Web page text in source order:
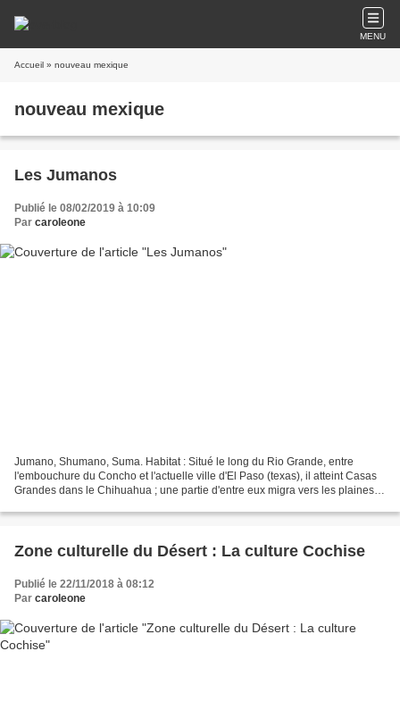
MENU
Accueil » nouveau mexique
nouveau mexique
Les Jumanos
Publié le 08/02/2019 à 10:09
Par caroleone
Jumano, Shumano, Suma. Habitat : Situé le long du Rio Grande, entre
l'embouchure du Concho et l'actuelle ville d'El Paso (texas), il atteint Casas
Grandes dans le Chihuahua ; une partie d'entre eux migra vers les plaines à
Zone culturelle du Désert : La culture Cochise
Publié le 22/11/2018 à 08:12
Par caroleone